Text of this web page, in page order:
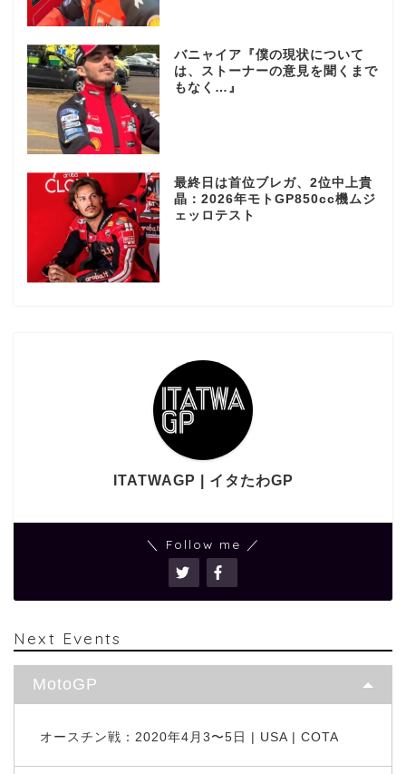
バニャイア『僕の現状について
は、ストーナーの意見を聞くまで
もなく…』
最終日は首位ブレガ、2位中上貴
晶：2026年モトGP850cc機ムジ
ェッロテスト
ITATWAGP | イタたわGP
＼ Follow me ／
Next Events
MotoGP
オースチン戦：2020年4月3〜5日 | USA | COTA